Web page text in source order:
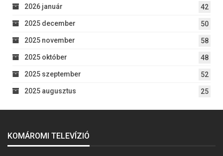
2026 január 42
2025 december 50
2025 november 58
2025 október 48
2025 szeptember 52
2025 augusztus 25
KOMÁROMI TELEVÍZIÓ